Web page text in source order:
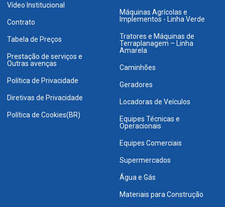
Vídeo Institucional
Contrato
Tabela de Preços
Prestação de serviços e
Outras avenças
Política de Privacidade
Diretivas de Privacidade
Política de Cookies(BR)
Máquinas Agrícolas e
Implementos - Linha Verde
Tratores e Máquinas de
Terraplanagem – Linha
Amarela
Caminhões
Geradores
Locadoras de Veículos
Equipes Técnicas e
Operacionais
Equipes Comerciais
Supermercados
Água e Gás
Materiais para Construção